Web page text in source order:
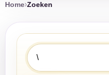
Home Zoeken